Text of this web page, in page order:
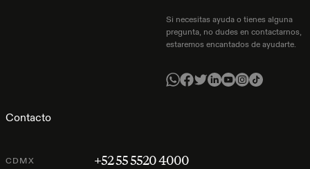
Contacto
CDMX +52 55 5520 4000
Si necesitas ayuda o tienes alguna
pregunta, no dudes en contactarnos,
estaremos encantados de ayudarte.